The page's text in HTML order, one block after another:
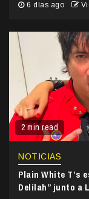
6 días ago
2 min read
NOTICIAS
Plain White T’s
Delilah” junto a